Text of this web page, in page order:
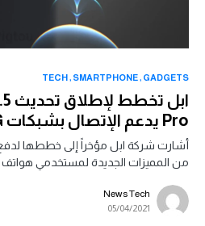
GADGETS
SMARTPHONE
TECH
Pro يدعم الإتصال بشبكات 5G
من المميزات الجديدة لمستخدمي هواتف
News Tech
05/04/2021